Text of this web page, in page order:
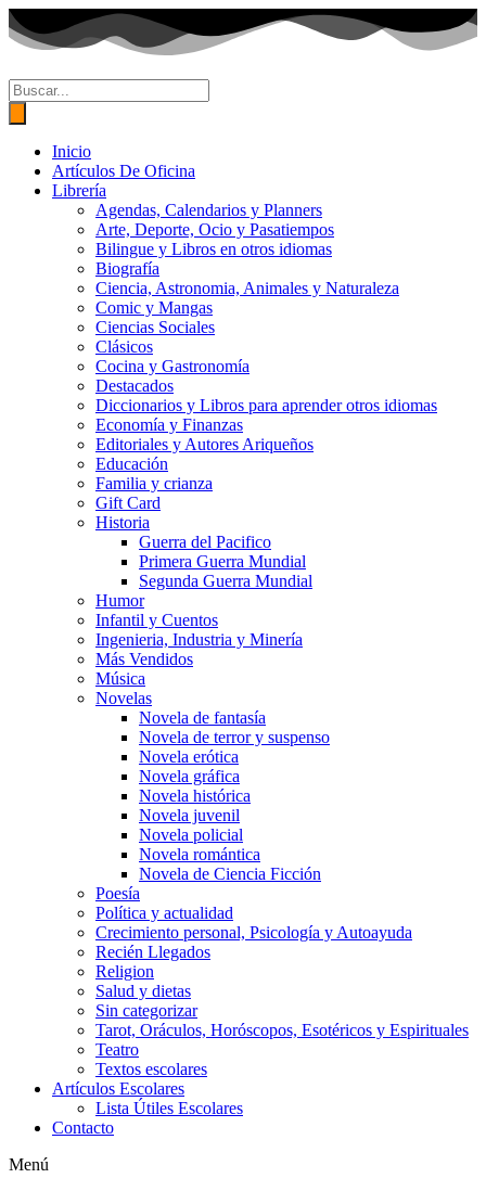
Ir
al
contenido
Búsqueda
de
productos
Inicio
Artículos De Oficina
Librería
Agendas, Calendarios y Planners
Arte, Deporte, Ocio y Pasatiempos
Bilingue y Libros en otros idiomas
Biografía
Ciencia, Astronomia, Animales y Naturaleza
Comic y Mangas
Ciencias Sociales
Clásicos
Cocina y Gastronomía
Destacados
Diccionarios y Libros para aprender otros idiomas
Economía y Finanzas
Editoriales y Autores Ariqueños
Educación
Familia y crianza
Gift Card
Historia
Guerra del Pacifico
Primera Guerra Mundial
Segunda Guerra Mundial
Humor
Infantil y Cuentos
Ingenieria, Industria y Minería
Más Vendidos
Música
Novelas
Novela de fantasía
Novela de terror y suspenso
Novela erótica
Novela gráfica
Novela histórica
Novela juvenil
Novela policial
Novela romántica
Novela de Ciencia Ficción
Poesía
Política y actualidad
Crecimiento personal, Psicología y Autoayuda
Recién Llegados
Religion
Salud y dietas
Sin categorizar
Tarot, Oráculos, Horóscopos, Esotéricos y Espirituales
Teatro
Textos escolares
Artículos Escolares
Lista Útiles Escolares
Contacto
Menú